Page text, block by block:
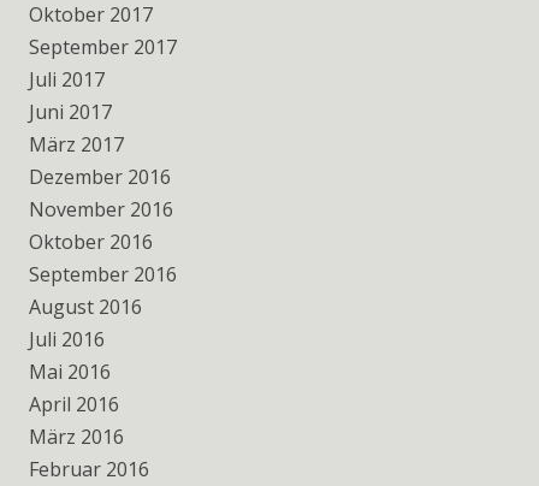
Oktober 2017
September 2017
Juli 2017
Juni 2017
März 2017
Dezember 2016
November 2016
Oktober 2016
September 2016
August 2016
Juli 2016
Mai 2016
April 2016
März 2016
Februar 2016